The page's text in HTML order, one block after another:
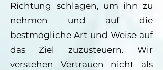
Richtung schlagen, um ihn zu
nehmen und auf die
bestmögliche Art und Weise auf
das Ziel zuzusteuern. Wir
verstehen Vertrauen nicht als